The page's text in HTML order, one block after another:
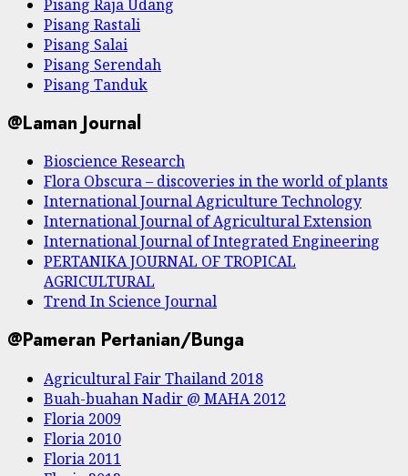
Pisang Raja Udang
Pisang Rastali
Pisang Salai
Pisang Serendah
Pisang Tanduk
@Laman Journal
Bioscience Research
Flora Obscura – discoveries in the world of plants
International Journal Agriculture Technology
International Journal of Agricultural Extension
International Journal of Integrated Engineering
PERTANIKA JOURNAL OF TROPICAL
AGRICULTURAL
Trend In Science Journal
@Pameran Pertanian/Bunga
Agricultural Fair Thailand 2018
Buah-buahan Nadir @ MAHA 2012
Floria 2009
Floria 2010
Floria 2011